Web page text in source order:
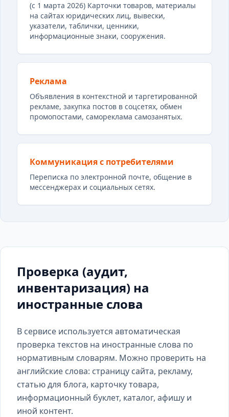
(с 1 марта 2026) Карточки товаров, материалы
на сайтах юридических лиц, вывески,
указатели, таблички, ценники,
информационные знаки, сооружения.
Реклама
Объявления в контекстной и таргетированной
рекламе, закупка постов в соцсетях, обмен
промопостами, самореклама самозанятых.
Коммуникация с потребителями
Переписка по электронной почте, общение в
мессенджерах и социальных сетях.
Проверка (аудит,
инвентаризация) на
иностранные слова
В сервисе используется автоматическая
проверка текстов на иностранные слова по
нормативным словарям. Можно проверить на
английские слова: страницу сайта, рекламу,
статью для блога, карточку товара,
информационный буклет, каталог, афишу и
иной контент.